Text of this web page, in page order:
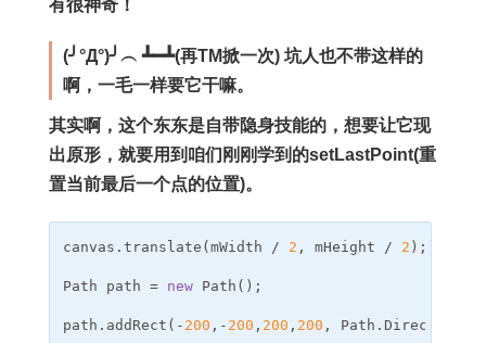
有很神奇！
(╯°Д°)╯︵ ┻━┻(再TM掀一次) 坑人也不带这样的
啊，一毛一样要它干嘛。
其实啊，这个东东是自带隐身技能的，想要让它现
出原形，就要用到咱们刚刚学到的setLastPoint(重
置当前最后一个点的位置)。
canvas.translate(mWidth / 2 , mHeight / 2 );
Path path = new Path();
path.addRect(- 200 ,- 200 , 200 , 200 ,